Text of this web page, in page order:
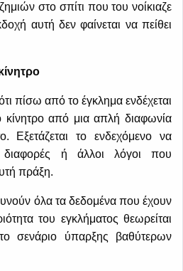
στο σπίτι που του νοίκιαζε
αυτή δεν φαίνεται να πείθει
πίσω από το έγκλημα ενδέχεται
κίνητρο από μια απλή διαφωνία
Εξετάζεται το ενδεχόμενο να
ή άλλοι λόγοι που
πράξη.
όλα τα δεδομένα που έχουν
του εγκλήματος θεωρείται
σενάριο ύπαρξης βαθύτερων